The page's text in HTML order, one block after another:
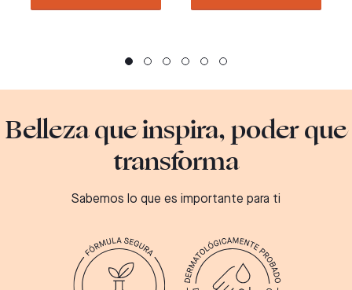
Belleza que inspira, poder que
transforma
Sabemos lo que es importante para ti